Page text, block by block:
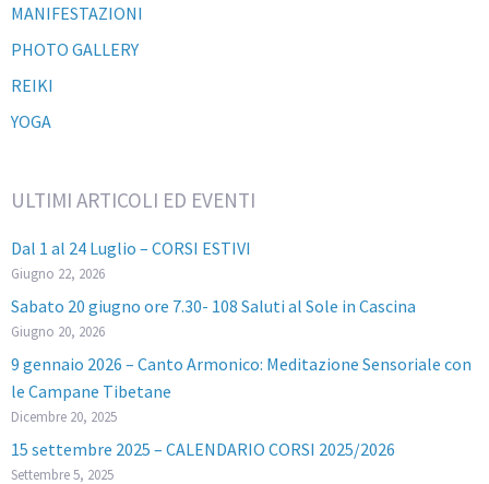
MANIFESTAZIONI
PHOTO GALLERY
REIKI
YOGA
ULTIMI ARTICOLI ED EVENTI
Dal 1 al 24 Luglio – CORSI ESTIVI
Giugno 22, 2026
Sabato 20 giugno ore 7.30- 108 Saluti al Sole in Cascina
Giugno 20, 2026
9 gennaio 2026 – Canto Armonico: Meditazione Sensoriale con
le Campane Tibetane
Dicembre 20, 2025
15 settembre 2025 – CALENDARIO CORSI 2025/2026
Settembre 5, 2025